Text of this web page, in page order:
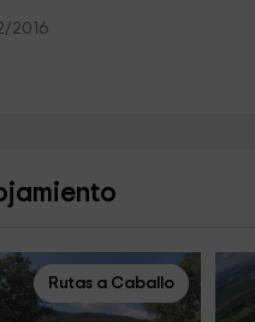
2016
Rutas a Caballo